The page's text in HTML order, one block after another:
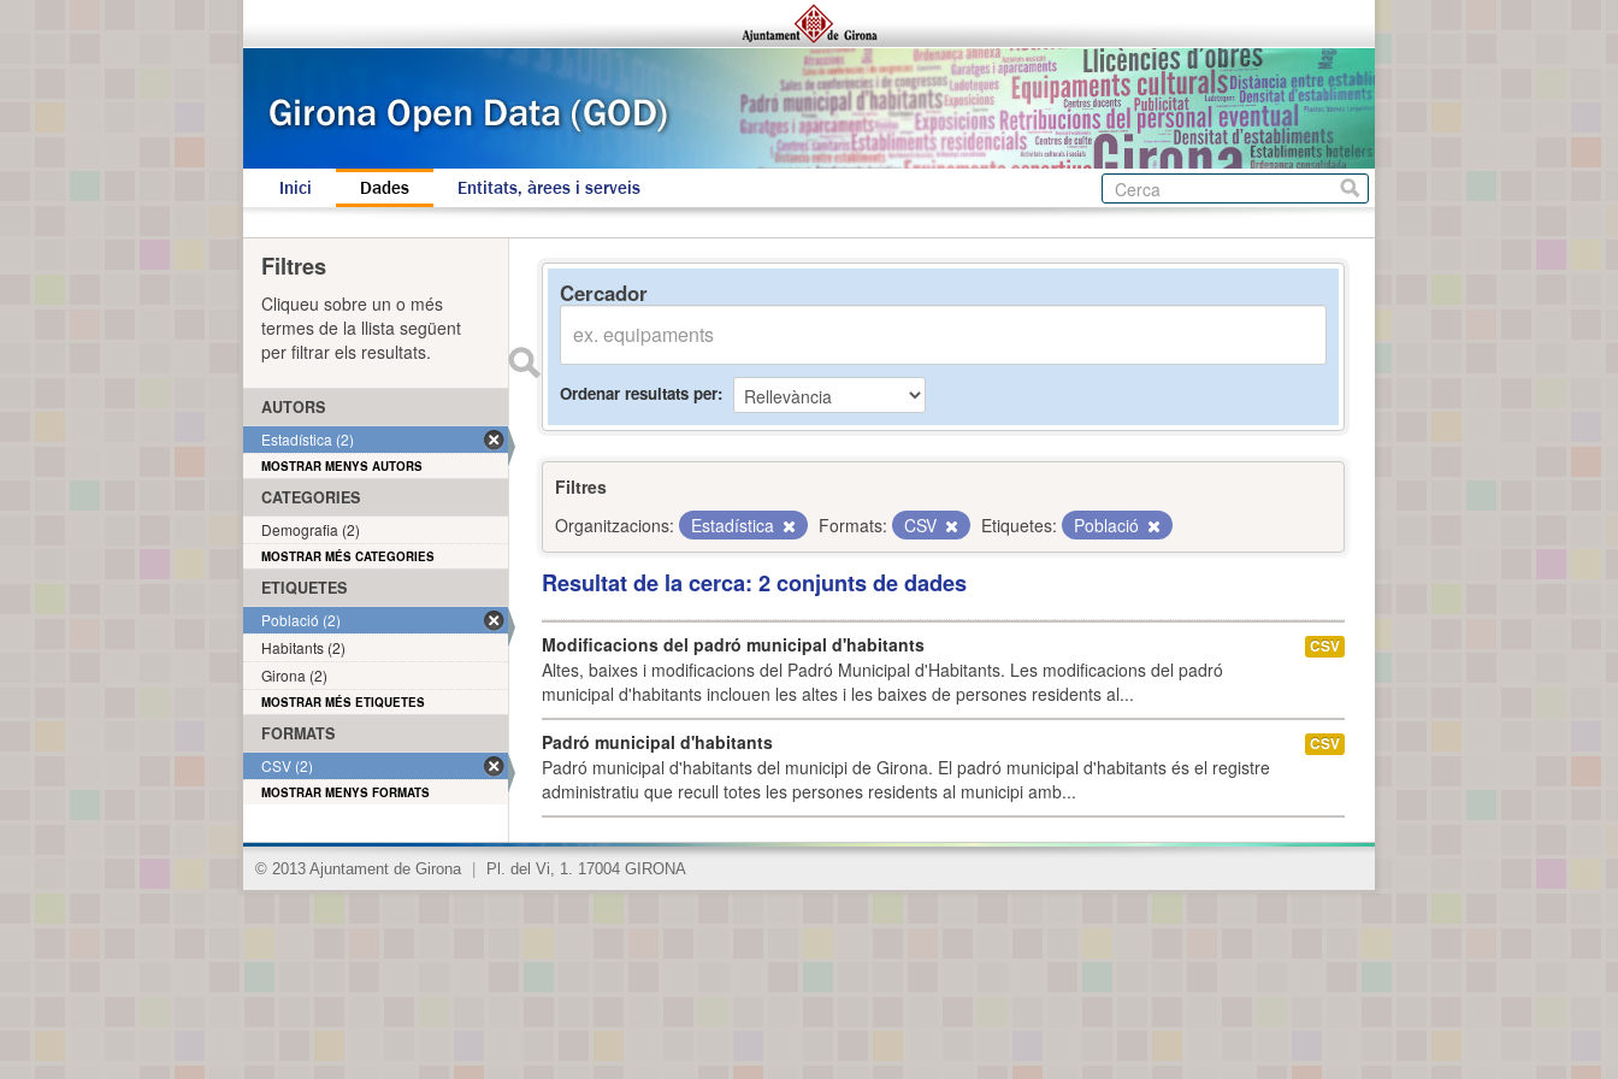
Inici Dades Entitats, àrees i serveis
Cercador
Ordenar resultats per
Filtres
Organitzacions:
Estadística Formats: CSV Etiquetes: Població
Resultat de la cerca: 2 conjunts de dades
Modificacions del padró municipal d'habitants
Altes, baixes i modificacions del Padró Municipal d'Habitants. Les modificacions del padró
municipal d'habitants inclouen les altes i les baixes de persones residents al...
CSV
Padró municipal d'habitants
Padró municipal d'habitants del municipi de Girona. El padró municipal d'habitants és el registre
administratiu que recull totes les persones residents al municipi amb...
CSV
Filtres
Cliqueu sobre un o més
termes de la llista següent
per filtrar els resultats.
AUTORS
Estadística (2)
MOSTRAR MENYS AUTORS
CATEGORIES
Demografia (2)
MOSTRAR MÉS CATEGORIES
ETIQUETES
Població (2)
Habitants (2)
Girona (2)
MOSTRAR MÉS ETIQUETES
FORMATS
CSV (2)
MOSTRAR MENYS FORMATS
© 2013 Ajuntament de Girona Pl. del Vi, 1. 17004 GIRONA